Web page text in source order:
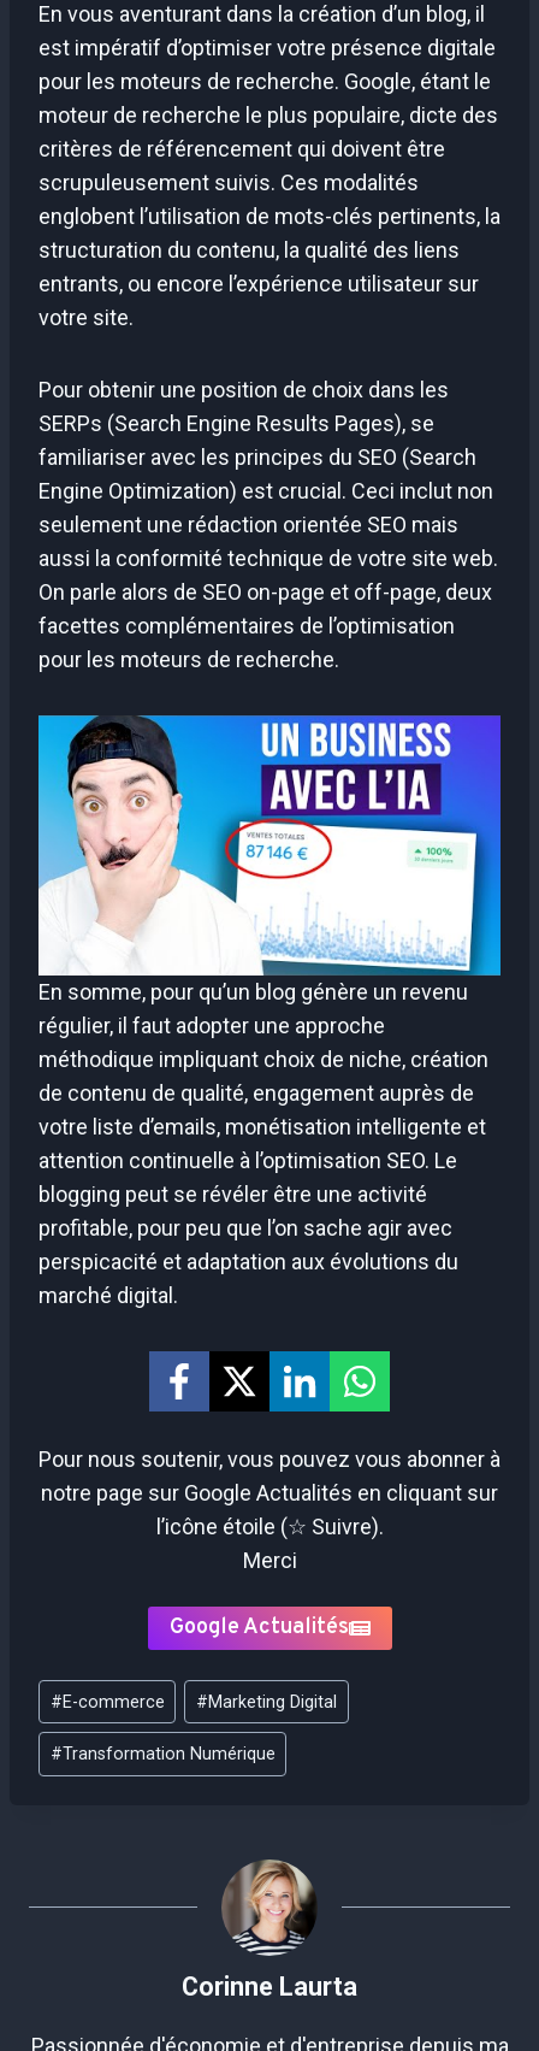
En vous aventurant dans la création d’un blog, il
est impératif d’optimiser votre présence digitale
pour les moteurs de recherche. Google, étant le
moteur de recherche le plus populaire, dicte des
critères de référencement qui doivent être
scrupuleusement suivis. Ces modalités
englobent l’utilisation de mots-clés pertinents, la
structuration du contenu, la qualité des liens
entrants, ou encore l’expérience utilisateur sur
votre site.
Pour obtenir une position de choix dans les
SERPs (Search Engine Results Pages), se
familiariser avec les principes du SEO (Search
Engine Optimization) est crucial. Ceci inclut non
seulement une rédaction orientée SEO mais
aussi la conformité technique de votre site web.
On parle alors de SEO on-page et off-page, deux
facettes complémentaires de l’optimisation
pour les moteurs de recherche.
En somme, pour qu’un blog génère un revenu
régulier, il faut adopter une approche
méthodique impliquant choix de niche, création
de contenu de qualité, engagement auprès de
votre liste d’emails, monétisation intelligente et
attention continuelle à l’optimisation SEO. Le
blogging peut se révéler être une activité
profitable, pour peu que l’on sache agir avec
perspicacité et adaptation aux évolutions du
marché digital.
Pour nous soutenir, vous pouvez vous abonner à
notre page sur Google Actualités en cliquant sur
l’icône étoile (☆ Suivre).
Merci
Google Actualités
Étiquettes
de
la
#E-commerce #Marketing Digital
#Transformation Numérique
Corinne Laurta
Passionnée d'économie et d'entreprise depuis ma